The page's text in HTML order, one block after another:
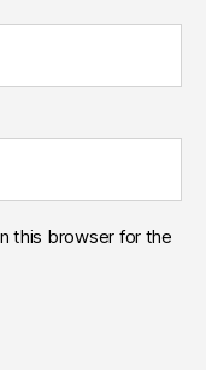
this browser for the